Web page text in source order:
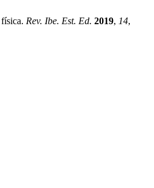
Rev. Ibe. Est. Ed. 2019, 14,